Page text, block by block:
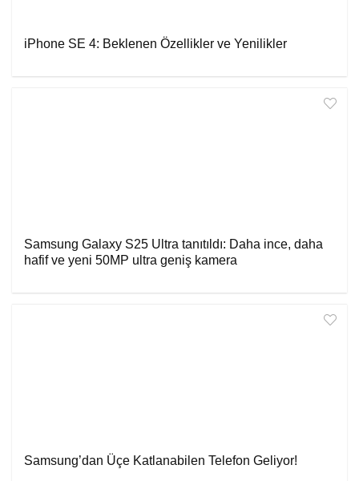
iPhone SE 4: Beklenen Özellikler ve Yenilikler
Samsung Galaxy S25 Ultra tanıtıldı: Daha ince, daha
hafif ve yeni 50MP ultra geniş kamera
Samsung’dan Üçe Katlanabilen Telefon Geliyor!